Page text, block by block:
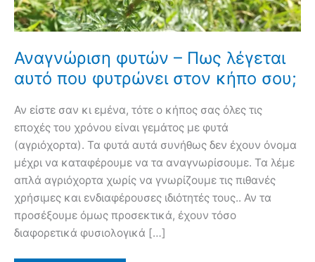
Αναγνώριση φυτών – Πως λέγεται
αυτό που φυτρώνει στον κήπο σου;
Αν είστε σαν κι εμένα, τότε ο κήπος σας όλες τις
εποχές του χρόνου είναι γεμάτος με φυτά
(αγριόχορτα). Τα φυτά αυτά συνήθως δεν έχουν όνομα
μέχρι να καταφέρουμε να τα αναγνωρίσουμε. Τα λέμε
απλά αγριόχορτα χωρίς να γνωρίζουμε τις πιθανές
χρήσιμες και ενδιαφέρουσες ιδιότητές τους.. Αν τα
προσέξουμε όμως προσεκτικά, έχουν τόσο
διαφορετικά φυσιολογικά […]